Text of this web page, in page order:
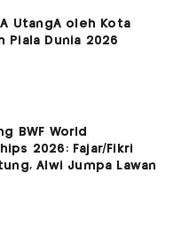
UtangÂ oleh Kota
Piala Dunia 2026
BWF World
2026: Fajar/Fikri
Alwi Jumpa Lawan